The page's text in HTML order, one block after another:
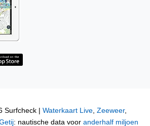
Surfcheck | Waterkaart Live, Zeeweer,
: nautische data voor anderhalf miljoen